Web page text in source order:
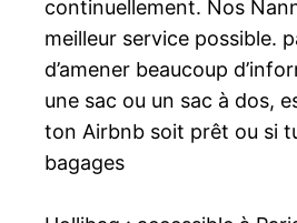
continuellement. Nos
meilleur service possible.
d’amener beaucoup
une sac ou un sac à dos,
ton Airbnb soit prêt ou si
bagages